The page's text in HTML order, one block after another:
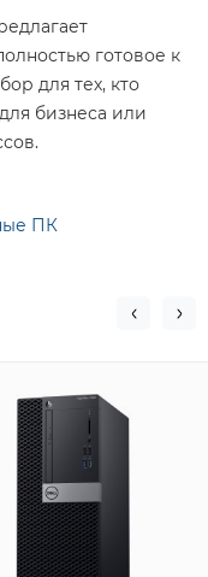
готовое к
для тех, кто
бизнеса или
ПК